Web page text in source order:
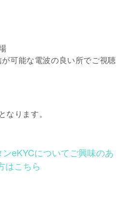
可能な電波の良い所でご視聴
ります。
eKYCについてご興味のあ
はこちら